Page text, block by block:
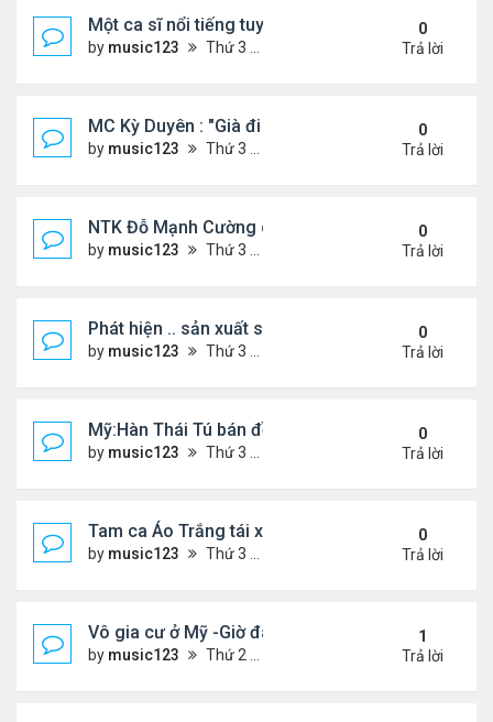
Một ca sĩ nổi tiếng tuyên bố không thu tiền tác
by music123 Thứ 3 Tháng 7 28, 2026 4:57 pm
0
Trả lời
MC Kỳ Duyên : "Già đi cũng là một đặc ân"
by music123 Thứ 3 Tháng 7 28, 2026 4:54 pm
0
Trả lời
NTK Đỗ Mạnh Cường chi 100 triệu đồng thuê...
by music123 Thứ 3 Tháng 7 28, 2026 4:47 pm
0
Trả lời
Phát hiện .. sản xuất sữa 'pha bột giặt'
by music123 Thứ 3 Tháng 7 28, 2026 4:43 pm
0
Trả lời
Mỹ:Hàn Thái Tú bán đồ ăn online mưu sinh
by music123 Thứ 3 Tháng 7 28, 2026 4:36 pm
0
Trả lời
Tam ca Áo Trắng tái xuất trên sân khấu
by music123 Thứ 3 Tháng 7 28, 2026 4:32 pm
0
Trả lời
Vô gia cư ở Mỹ -Giờ đây tôi có căn hộ giá 200 đô
by music123 Thứ 2 Tháng 7 27, 2026 4:56 am
1
Trả lời